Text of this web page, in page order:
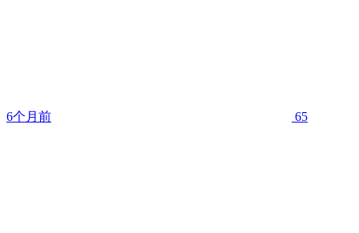
6个月前 65